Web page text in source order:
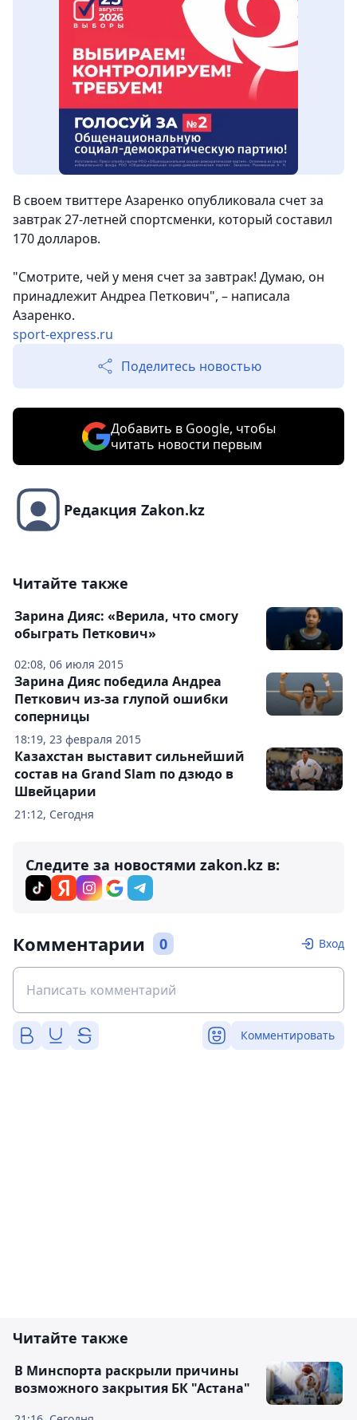
В своем твиттере Азаренко опубликовала счет за
завтрак 27-летней спортсменки, который составил
170 долларов.
"Смотрите, чей у меня счет за завтрак! Думаю, он
принадлежит Андреа Петкович", – написала
Азаренко.
sport-express.ru
Поделитесь новостью
Добавить в Google, чтобы
читать новости первым
Редакция Zakon.kz
Читайте также
02:08, 06 июля 2015
Зарина Дияс: «Верила, что смогу
обыграть Петкович»
18:19, 23 февраля 2015
Зарина Дияс победила Андреа
Петкович из-за глупой ошибки
соперницы
21:12, Сегодня
Казахстан выставит сильнейший
состав на Grand Slam по дзюдо в
Швейцарии
Следите за новостями zakon.kz в:
Комментарии 0 Вход
Комментировать
Читайте также
В Минспорта раскрыли причины
возможного закрытия БК "Астана"